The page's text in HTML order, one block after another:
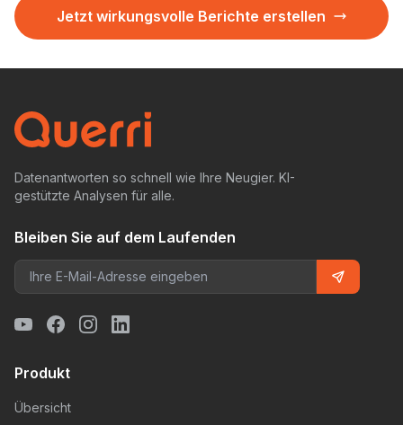
Jetzt wirkungsvolle Berichte erstellen
Datenantworten so schnell wie Ihre Neugier. KI-
gestützte Analysen für alle.
Bleiben Sie auf dem Laufenden
Produkt
Übersicht